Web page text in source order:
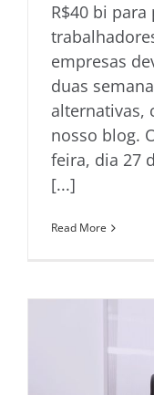
R$40 bi
empresas
duas
alternativas,
nosso blog.
feira, dia 27
[...]
Read More